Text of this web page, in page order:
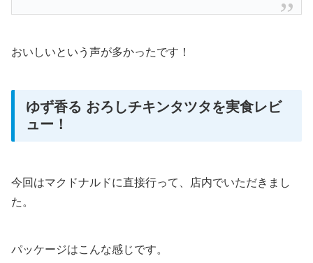
おいしいという声が多かったです！
ゆず香る おろしチキンタツタを実食レビ
ュー！
今回はマクドナルドに直接行って、店内でいただきまし
た。
パッケージはこんな感じです。